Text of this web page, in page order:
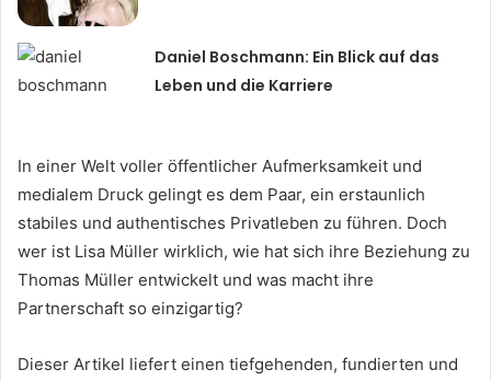
Daniel Boschmann: Ein Blick auf das
Leben und die Karriere
In einer Welt voller öffentlicher Aufmerksamkeit und
medialem Druck gelingt es dem Paar, ein erstaunlich
stabiles und authentisches Privatleben zu führen. Doch
wer ist Lisa Müller wirklich, wie hat sich ihre Beziehung zu
Thomas Müller entwickelt und was macht ihre
Partnerschaft so einzigartig?
Dieser Artikel liefert einen tiefgehenden, fundierten und